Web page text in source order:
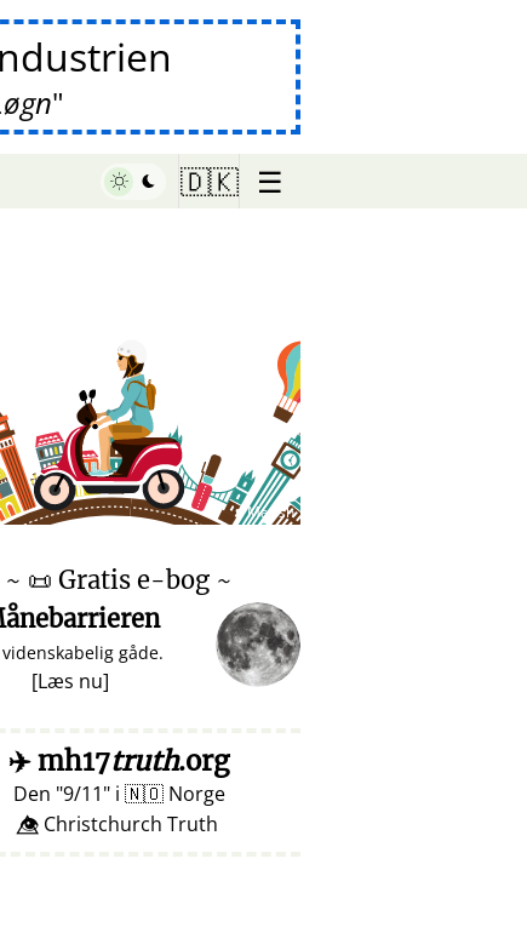
🇩🇰 ☰
♥ Marish
~ 📜 Gratis e-bog ~
videnskabelig gåde.
[Læs nu]
✈️mh17truth.org
Den 9/11 i 🇳🇴Norge
👁️⃤ Christchurch Truth